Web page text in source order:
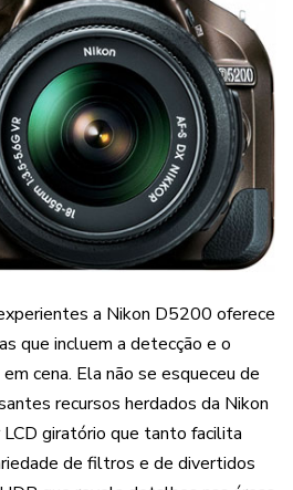
a Nikon D5200 oferece
que incluem a detecção e o
cena. Ela não se esqueceu de
recursos herdados da Nikon
giratório que tanto facilita
de filtros e de divertidos